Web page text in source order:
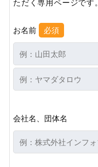
ただく専用ページです。
お名前 必須
会社名、団体名